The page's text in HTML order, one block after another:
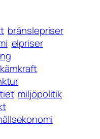
bränslepriser
elpriser
kärnkraft
miljöpolitik